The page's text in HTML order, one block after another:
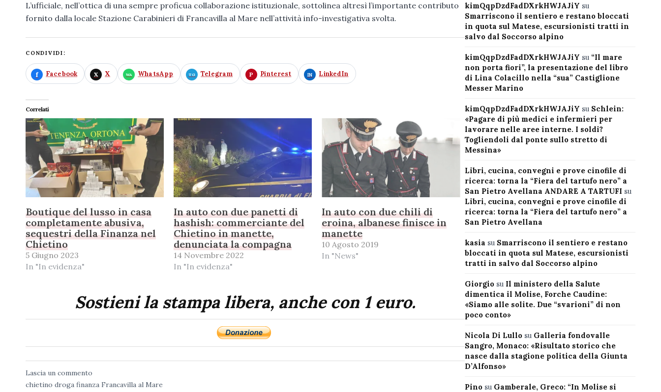
L’ufficiale, nell’ottica di una sempre proficua collaborazione istituzionale, sottolinea altresì l’importante contributo
fornito dalla locale Stazione Carabinieri di Francavilla al Mare nell’attività info-investigativa svolta.
CONDIVIDI:
Facebook X WhatsApp Telegram Pinterest LinkedIn
Correlati
Boutique del lusso in casa
completamente abusiva,
sequestri della Finanza nel
Chietino
5 Giugno 2023
In "In evidenza"
In auto con due panetti di
hashish: commerciante del
Chietino in manette,
denunciata la compagna
14 Novembre 2022
In "In evidenza"
In auto con due chili di
eroina, albanese finisce in
manette
10 Agosto 2019
In "News"
Sostieni la stampa libera, anche con 1 euro.
Lascia un commento
chietino droga finanza Francavilla al Mare
kimQqpDzdFadDXrkHWJAJiY su
Smarriscono il sentiero e restano bloccati
in quota sul Matese, escursionisti tratti in
salvo dal Soccorso alpino
kimQqpDzdFadDXrkHWJAJiY su “Il mare
non porta fiori”, la presentazione del libro
di Lina Colacillo nella “sua” Castiglione
Messer Marino
kimQqpDzdFadDXrkHWJAJiY su Schlein:
«Pagare di più medici e infermieri per
lavorare nelle aree interne. I soldi?
Togliendoli dal ponte sullo stretto di
Messina»
Libri, cucina, convegni e prove cinofile di
ricerca: torna la “Fiera del tartufo nero” a
San Pietro Avellana ANDARE A TARTUFI su
Libri, cucina, convegni e prove cinofile di
ricerca: torna la “Fiera del tartufo nero” a
San Pietro Avellana
kasia su Smarriscono il sentiero e restano
bloccati in quota sul Matese, escursionisti
tratti in salvo dal Soccorso alpino
Giorgiosu Il ministero della Salute
dimentica il Molise, Forche Caudine:
«Siamo alle solite. Due “svarioni” di non
poco conto»
Nicola Di Lullosu Galleria fondovalle
Sangro, Monaco: «Risultato storico che
nasce dalla stagione politica della Giunta
D’Alfonso»
Pinosu Gamberale, Greco: “In Molise si